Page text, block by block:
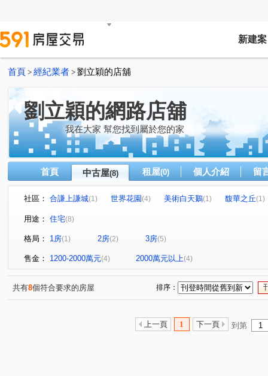
新建案
首頁 > 經紀業者 > 劉立穎的店舖
劉立穎的網路店舖
我在大家 幫您找到屬於您的家
首頁 中古屋(8) 租屋(0) 個人介紹 留
社區： 合謙上謙城(1) 世界花園(4) 美術白天鵝(1) 馥華之丘(1)
青和街
用途： 住宅(8)
格局： 1房(1) 2房(2) 3房(5)
售金： 1200-2000萬元(4) 2000萬元以上(4)
共有8個符合要求的房屋 排序：
上一頁 1 下一頁 到第